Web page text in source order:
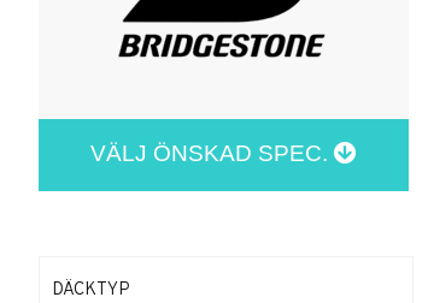
VÄLJ ÖNSKAD SPEC.
DÄCKTYP